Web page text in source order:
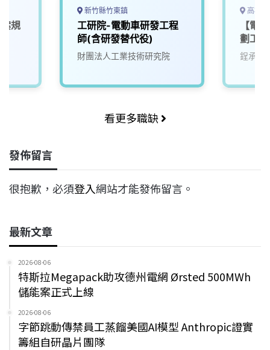
規
新竹縣竹東鎮
工研院-電動車研發工程
師(含研發替代役)
財團法人工業技術研究院
高雄
【電
劃工
鋥承股
看更多職缺
發佈留言
很抱歉，必須登入網站才能發佈留言。
最新文章
2026-08-06
特斯拉Megapack助攻德州電網 Ørsted 500MWh
儲能案正式上線
2026-08-06
字節跳動傳禁員工蒸餾美國AI模型 Anthropic證實
籌組自研晶片團隊